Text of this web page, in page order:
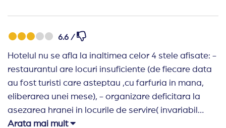
6.6 /
Hotelul nu se afla la inaltimea celor 4 stele afisate: -
restaurantul are locuri insuficiente (de fiecare data
au fost turisti care asteptau ,cu farfuria in mana,
eliberarea unei mese), - organizare deficitara la
asezarea hranei in locurile de servire( invariabil
coada ca la cantinele comuniste), - personalul de la
Arata mai mult